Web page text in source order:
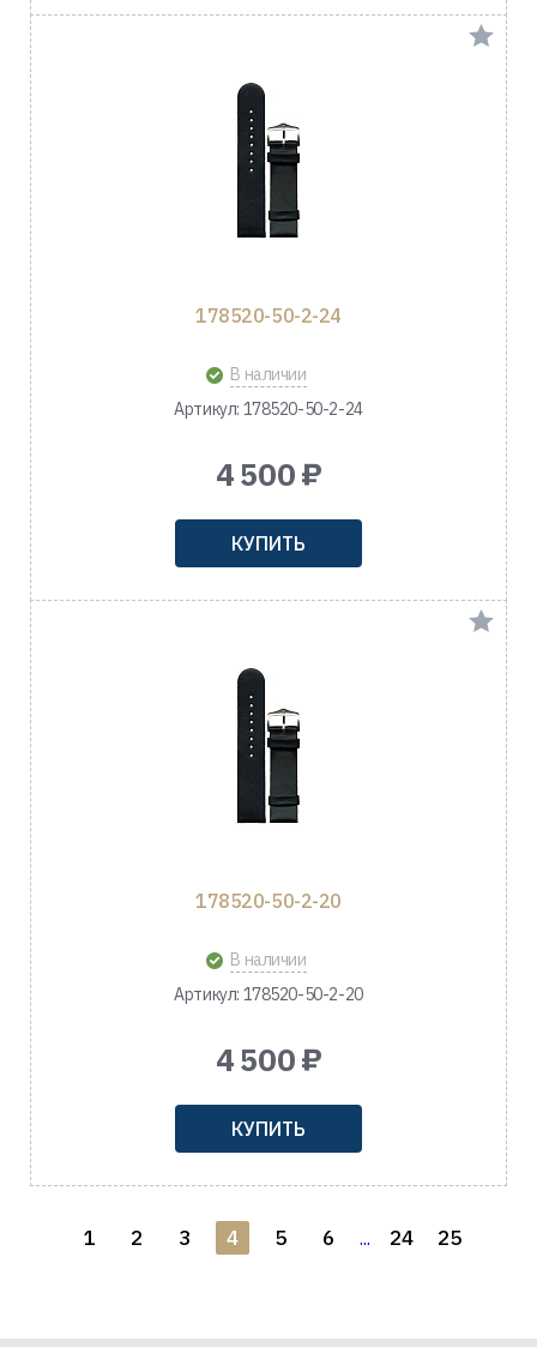
178520-50-2-24
В наличии
Артикул: 178520-50-2-24
4 500 ₽
КУПИТЬ
178520-50-2-20
В наличии
Артикул: 178520-50-2-20
4 500 ₽
КУПИТЬ
1 2 3 4 5 6 ... 24 25